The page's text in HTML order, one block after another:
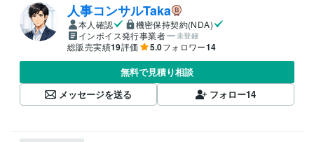
人事コンサルTaka
本人確認
機密保持契約(NDA)
インボイス発行事業者
未登録
総販売実績19評価 5.0フォロワー14
無料で見積り相談
メッセージを送る
フォロー14